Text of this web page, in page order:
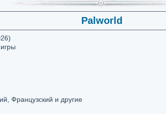
Palworld
Французский и другие